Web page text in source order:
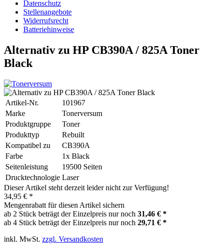
Datenschutz
Stellenangebote
Widerrufsrecht
Batteriehinweise
Alternativ zu HP CB390A / 825A Toner
Black
Artikel-Nr.
101967
Marke
Tonerversum
Produktgruppe
Toner
Produkttyp
Rebuilt
Kompatibel zu
CB390A
Farbe
1x Black
Seitenleistung
19500 Seiten
Drucktechnologie Laser
Dieser Artikel steht derzeit leider nicht zur Verfügung!
34,95 € *
Mengenrabatt für diesen Artikel sichern
ab 2 Stück beträgt der Einzelpreis nur noch 31,46 € *
ab 4 Stück beträgt der Einzelpreis nur noch 29,71 € *
inkl. MwSt. zzgl. Versandkosten